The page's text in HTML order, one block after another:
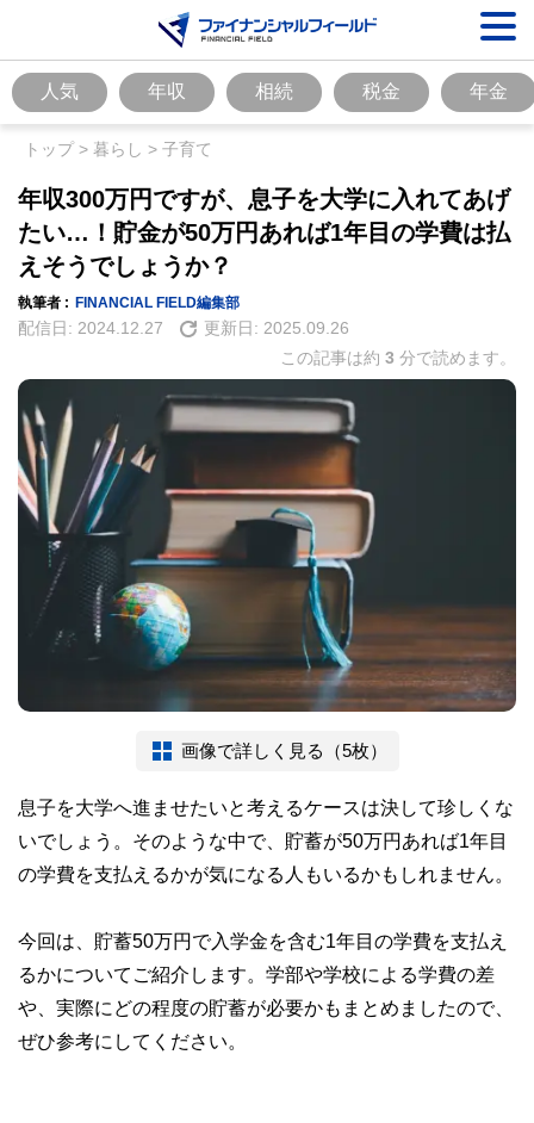
人気 年収 相続 税金 年金
トップ> 暮らし > 子育て
年収300万円ですが、息子を大学に入れてあげ
たい…！貯金が50万円あれば1年目の学費は払
えそうでしょうか？
執筆者 : FINANCIAL FIELD編集部
配信日: 2024.12.27 更新日: 2025.09.26
この記事は約 3 分で読めます。
画像で詳しく見る（5枚）
息子を大学へ進ませたいと考えるケースは決して珍しくな
いでしょう。そのような中で、貯蓄が50万円あれば1年目
の学費を支払えるかが気になる人もいるかもしれません。
今回は、貯蓄50万円で入学金を含む1年目の学費を支払え
るかについてご紹介します。学部や学校による学費の差
や、実際にどの程度の貯蓄が必要かもまとめましたので、
ぜひ参考にしてください。